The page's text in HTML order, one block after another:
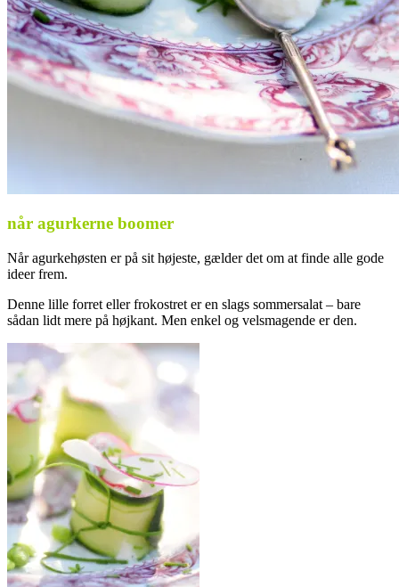
når agurkerne boomer
Når agurkehøsten er på sit højeste, gælder det om at finde alle gode
ideer frem.
Denne lille forret eller frokostret er en slags sommersalat – bare
sådan lidt mere på højkant. Men enkel og velsmagende er den.